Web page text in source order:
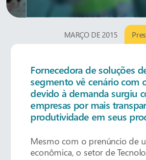
MARÇO DE 2015
Fornecedora de soluções
segmento vê cenário com
devido à demanda surgiu
empresas por mais
produtividade em seus
Mesmo com o prenúncio de
econômica, o setor de